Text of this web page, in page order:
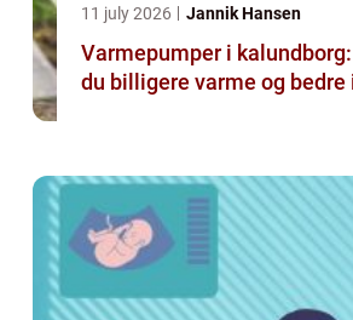
11 july 2026 Jannik Hansen
Varmepumper i
du billigere varme og